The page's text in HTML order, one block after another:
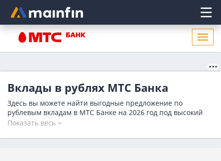
Главное меню
Вклады в рублях МТС Банка
Здесь вы можете найти выгодные предложение по
рублевым вкладам в МТС Банке на 2026 год под высокий
процент до 15.5%. Изучите условия банка, рассчитайте
вклад в рублях на выгодных условиях. Количество
Показать весь